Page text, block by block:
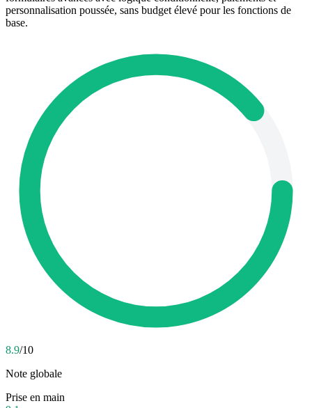
personnalisation poussée, sans budget élevé pour les fonctions de
base.
8.9/10
Note globale
Prise en main